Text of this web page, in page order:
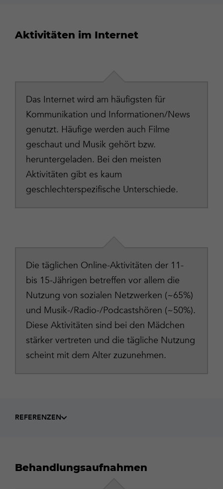
Aktivitäten im Internet
Das Internet wird am häufigsten für
Kommunikation und Informationen/News
genutzt. Häufige werden auch Filme
geschaut und Musik gehört bzw.
heruntergeladen. Bei den meisten
Aktivitäten gibt es kaum
geschlechterspezifische Unterschiede.
Die täglichen Online-Aktivitäten der 11-
bis 15-Jährigen betreffen vor allem die
Nutzung von sozialen Netzwerken (~65%)
und Musik-/Radio-/Podcastshören (~50%).
Diese Aktivitäten sind bei den Mädchen
stärker vertreten und die tägliche Nutzung
scheint mit dem Alter zuzunehmen.
REFERENZEN
Behandlungsaufnahmen